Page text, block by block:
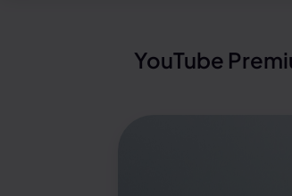
YouTube